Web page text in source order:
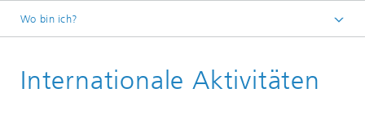
Wo bin ich?
Internationale Aktivitäten